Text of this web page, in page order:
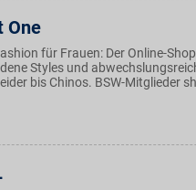
One
für Frauen: Der Online-
Styles und
bis Chinos. BSW-Mitglieder